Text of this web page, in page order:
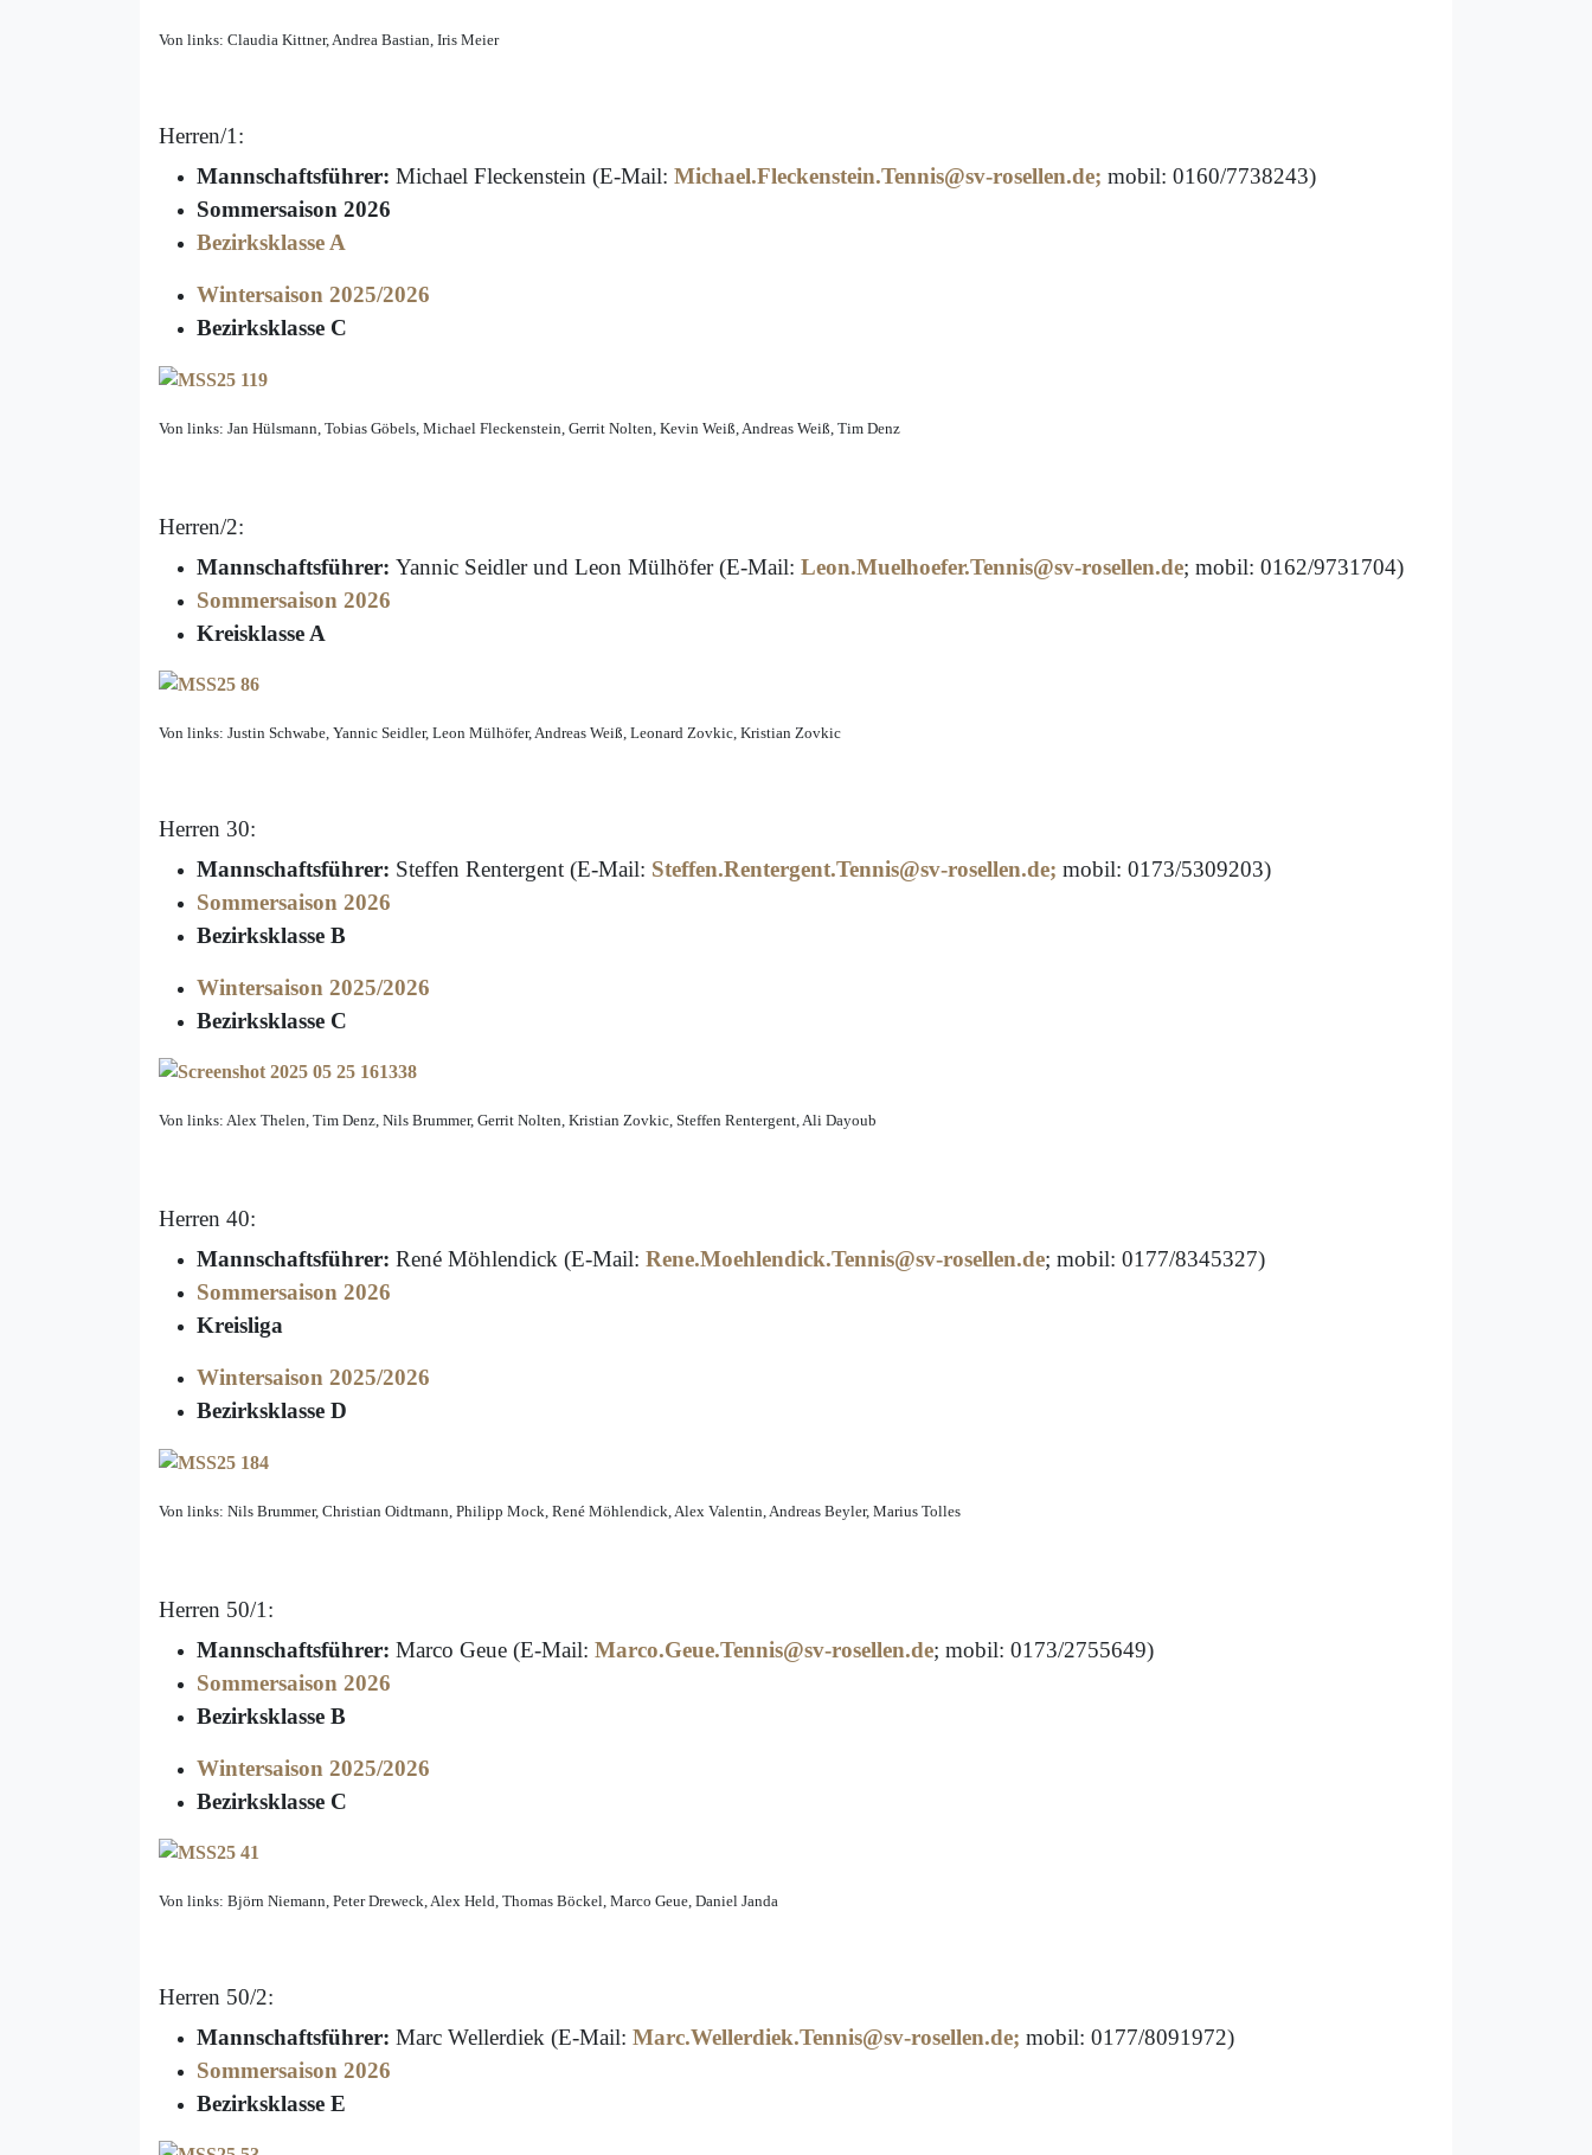
Von links: Claudia Kittner, Andrea Bastian, Iris Meier
Herren/1:
Mannschaftsführer: Michael Fleckenstein (E-Mail: Michael.Fleckenstein.Tennis@sv-rosellen.de; mobil: 0160/7738243)
Sommersaison 2026
Bezirksklasse A
Wintersaison 2025/2026
Bezirksklasse C
Von links: Jan Hülsmann, Tobias Göbels, Michael Fleckenstein, Gerrit Nolten, Kevin Weiß, Andreas Weiß, Tim Denz
Herren/2:
Mannschaftsführer: Yannic Seidler und Leon Mülhöfer (E-Mail: Leon.Muelhoefer.Tennis@sv-rosellen.de; mobil: 0162/9731704)
Sommersaison 2026
Kreisklasse A
Von links: Justin Schwabe, Yannic Seidler, Leon Mülhöfer, Andreas Weiß, Leonard Zovkic, Kristian Zovkic
Herren 30:
Mannschaftsführer: Steffen Rentergent (E-Mail: Steffen.Rentergent.Tennis@sv-rosellen.de; mobil: 0173/5309203)
Sommersaison 2026
Bezirksklasse B
Wintersaison 2025/2026
Bezirksklasse C
Von links: Alex Thelen, Tim Denz, Nils Brummer, Gerrit Nolten, Kristian Zovkic, Steffen Rentergent, Ali Dayoub
Herren 40:
Mannschaftsführer: René Möhlendick (E-Mail: Rene.Moehlendick.Tennis@sv-rosellen.de; mobil: 0177/8345327)
Sommersaison 2026
Kreisliga
Wintersaison 2025/2026
Bezirksklasse D
Von links: Nils Brummer, Christian Oidtmann, Philipp Mock, René Möhlendick, Alex Valentin, Andreas Beyler, Marius Tolles
Herren 50/1:
Mannschaftsführer: Marco Geue (E-Mail: Marco.Geue.Tennis@sv-rosellen.de; mobil: 0173/2755649)
Sommersaison 2026
Bezirksklasse B
Wintersaison 2025/2026
Bezirksklasse C
Von links: Björn Niemann, Peter Dreweck, Alex Held, Thomas Böckel, Marco Geue, Daniel Janda
Herren 50/2:
Mannschaftsführer: Marc Wellerdiek (E-Mail: Marc.Wellerdiek.Tennis@sv-rosellen.de; mobil: 0177/8091972)
Sommersaison 2026
Bezirksklasse E